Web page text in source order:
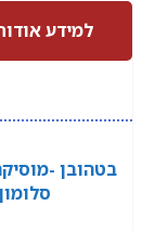
למידע
בטהובן -